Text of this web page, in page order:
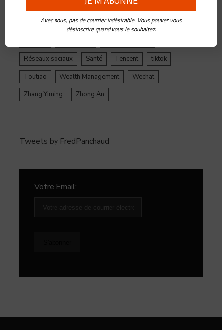
Intelligence Artificielle
Jinri Toutiao
Live Streaming LuFax
Management
Réseaux sociaux
Santé Tencent
tiktok
Toutiao
Wealth Management
Wechat
Zhang Yiming
Zhong An
Tweets by FredPanchaud
Votre Email:
Avec nous, pas de courrier indésirable. Vous pouvez vous
désinscrire quand vous le souhaitez.